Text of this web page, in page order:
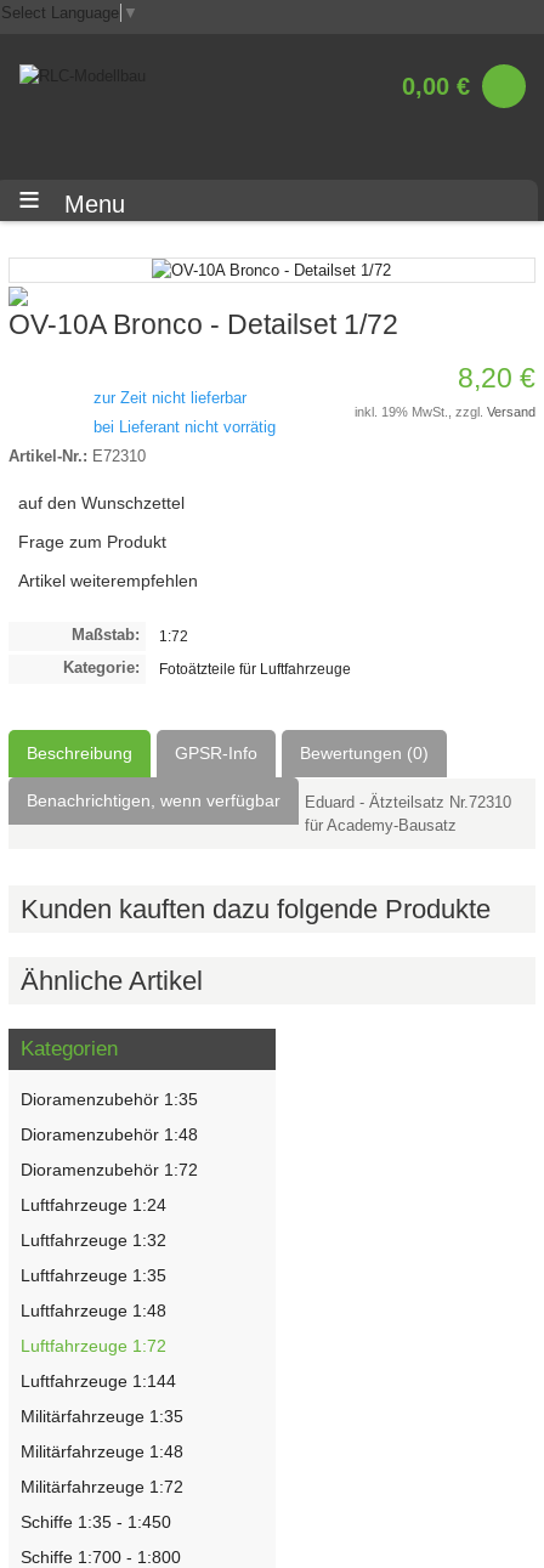
Select Language ▼
0,00 €
Menu
OV-10A Bronco - Detailset 1/72
zur Zeit nicht lieferbar
bei Lieferant nicht vorrätig
Artikel-Nr.: E72310
auf den Wunschzettel
Frage zum Produkt
Artikel weiterempfehlen
8,20 €
inkl. 19% MwSt., zzgl.Versand
Maßstab: 1:72
Kategorie: Fotoätzteile für Luftfahrzeuge
Beschreibung GPSR-Info Bewertungen (0)
Benachrichtigen, wenn verfügbar
Eduard - Ätzteilsatz Nr.72310
für Academy-Bausatz
Kunden kauften dazu folgende Produkte
Ähnliche Artikel
Kategorien
Dioramenzubehör 1:35
Dioramenzubehör 1:48
Dioramenzubehör 1:72
Luftfahrzeuge 1:24
Luftfahrzeuge 1:32
Luftfahrzeuge 1:35
Luftfahrzeuge 1:48
Luftfahrzeuge 1:72
Luftfahrzeuge 1:144
Militärfahrzeuge 1:35
Militärfahrzeuge 1:48
Militärfahrzeuge 1:72
Schiffe 1:35 - 1:450
Schiffe 1:700 - 1:800